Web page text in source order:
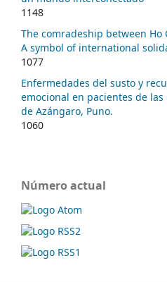
1148
The comradeship between Ho
A symbol of international
1077
Enfermedades del susto y
emocional en pacientes de
de Azángaro, Puno.
1060
Número actual